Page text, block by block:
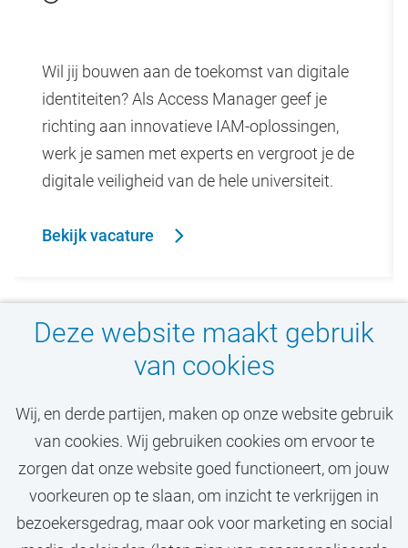
Deze website maakt gebruik
van cookies
Wij, en derde partijen, maken op onze website gebruik
van cookies. Wij gebruiken cookies om ervoor te
zorgen dat onze website goed functioneert, om jouw
voorkeuren op te slaan, om inzicht te verkrijgen in
bezoekersgedrag, maar ook voor marketing en social
Wil jij bouwen aan de toekomst van digitale
identiteiten? Als Access Manager geef je
richting aan innovatieve IAM-oplossingen,
werk je samen met experts en vergroot je de
digitale veiligheid van de hele universiteit.
Bekijk vacature
Mis jouw droombaan
niet!